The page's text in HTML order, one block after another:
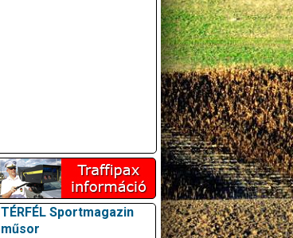
TÉRFÉL Sportmagazin
műsor